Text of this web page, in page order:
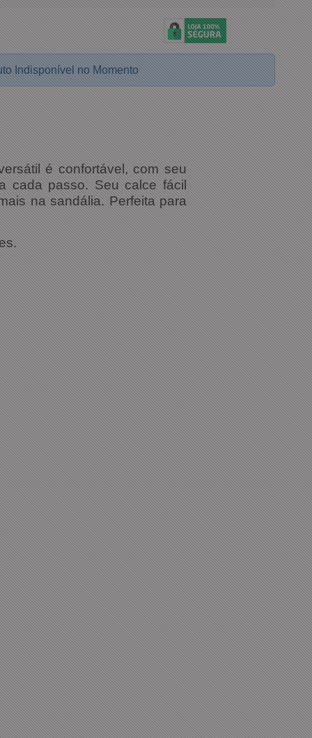
Indisponível no Momento
é confortável, com seu
cada passo. Seu calce fácil
na sandália. Perfeita para